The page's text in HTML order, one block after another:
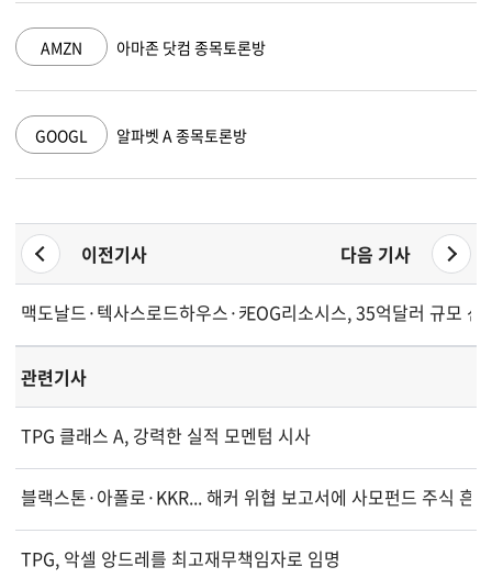
AMZN 아마존 닷컴 종목토론방
GOOGL 알파벳 A 종목토론방
이전기사 다음 기사
맥도날드·텍사스로드하우스·카바그룹...레스토랑주 중 상승여
EOG리소시스, 35억달러 규모 선
관련기사
TPG 클래스 A, 강력한 실적 모멘텀 시사
블랙스톤·아폴로·KKR... 해커 위협 보고서에 사모펀드 주식 흔들
TPG, 악셀 앙드레를 최고재무책임자로 임명